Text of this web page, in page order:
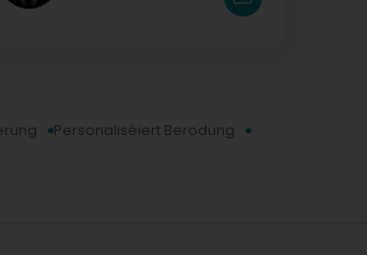
Personaliséiert Berodung